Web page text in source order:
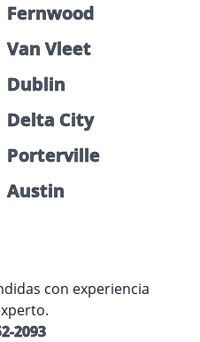
Fernwood
Van Vleet
Dublin
Delta City
Porterville
Austin
con experiencia
2093